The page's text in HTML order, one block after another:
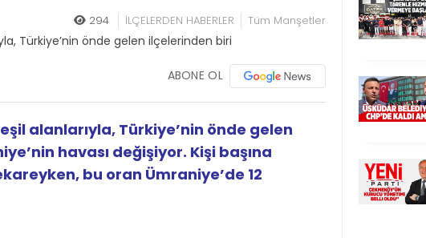
294 İLÇELERDEN HABERLER Tüm Manşetler
ABONE OL
alanlarıyla, Türkiye’nin önde gelen
havası değişiyor. Kişi başına
bu oran Ümraniye’de 12